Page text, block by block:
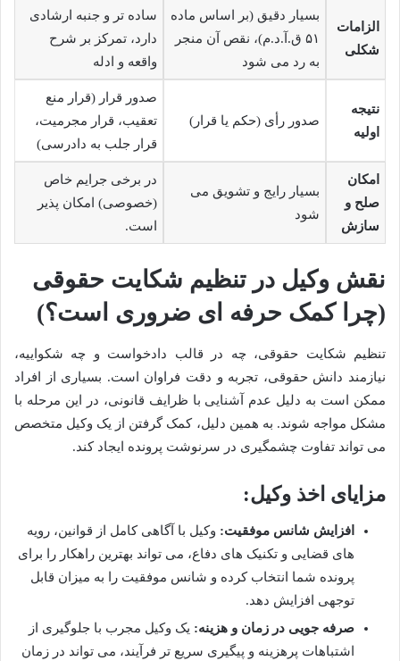
الزامات
شکلی
بسیار دقیق (بر اساس ماده
۵۱ ق.آ.د.م)، نقص آن منجر
به رد می شود
ساده تر و جنبه ارشادی
دارد، تمرکز بر شرح
واقعه و ادله
نتیجه
اولیه
صدور رأی (حکم یا قرار)
صدور قرار (قرار منع
تعقیب، قرار مجرمیت،
قرار جلب به دادرسی)
امکان
صلح و
سازش
بسیار رایج و تشویق می
شود
در برخی جرایم خاص
(خصوصی) امکان پذیر
است.
نقش وکیل در تنظیم شکایت حقوقی
(چرا کمک حرفه ای ضروری است؟)
تنظیم شکایت حقوقی، چه در قالب دادخواست و چه شکواییه،
نیازمند دانش حقوقی، تجربه و دقت فراوان است. بسیاری از افراد
ممکن است به دلیل عدم آشنایی با ظرایف قانونی، در این مرحله با
مشکل مواجه شوند. به همین دلیل، کمک گرفتن از یک وکیل متخصص
می تواند تفاوت چشمگیری در سرنوشت پرونده ایجاد کند.
مزایای اخذ وکیل:
افزایش شانس موفقیت: وکیل با آگاهی کامل از قوانین، رویه
های قضایی و تکنیک های دفاع، می تواند بهترین راهکار را برای
پرونده شما انتخاب کرده و شانس موفقیت را به میزان قابل
توجهی افزایش دهد.
صرفه جویی در زمان و هزینه: یک وکیل مجرب با جلوگیری از
اشتباهات پرهزینه و پیگیری سریع تر فرآیند، می تواند در زمان